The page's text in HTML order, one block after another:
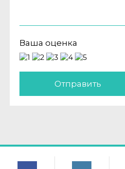
Ваша оценка
Отправить